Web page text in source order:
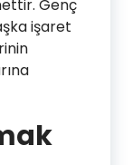
Genç
işaret